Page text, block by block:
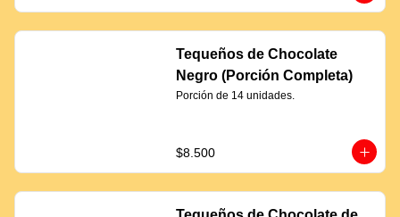
Tequeños de Chocolate
Negro (Porción Completa)
Porción de 14 unidades.
$8.500